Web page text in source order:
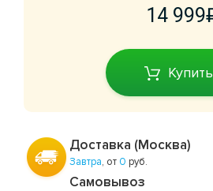
14 999
Купить
Доставка (Москва)
Завтра, от 0 руб.
Самовывоз